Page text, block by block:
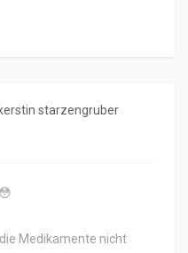
kerstin starzengruber
Medikamente nicht